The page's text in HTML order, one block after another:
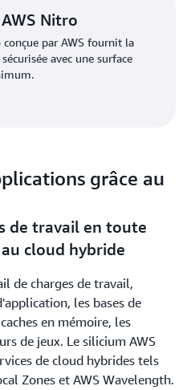
Nitro
par AWS fournit la
avec une surface
grâce au
de travail en toute
cloud hybride
de charges de travail,
les bases de
en mémoire, les
de jeux. Le silicium AWS
de cloud hybrides tels
Zones et AWS Wavelength.